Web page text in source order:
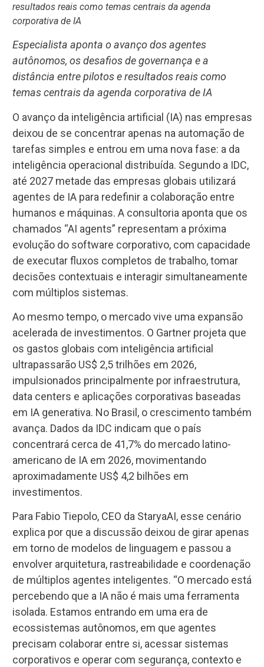
resultados reais como temas centrais da agenda
corporativa de IA
Especialista aponta o avanço dos agentes
autônomos, os desafios de governança e a
distância entre pilotos e resultados reais como
temas centrais da agenda corporativa de IA
O avanço da inteligência artificial (IA) nas empresas
deixou de se concentrar apenas na automação de
tarefas simples e entrou em uma nova fase: a da
inteligência operacional distribuída. Segundo a IDC,
até 2027 metade das empresas globais utilizará
agentes de IA para redefinir a colaboração entre
humanos e máquinas. A consultoria aponta que os
chamados “AI agents” representam a próxima
evolução do software corporativo, com capacidade
de executar fluxos completos de trabalho, tomar
decisões contextuais e interagir simultaneamente
com múltiplos sistemas.
Ao mesmo tempo, o mercado vive uma expansão
acelerada de investimentos. O Gartner projeta que
os gastos globais com inteligência artificial
ultrapassarão US$ 2,5 trilhões em 2026,
impulsionados principalmente por infraestrutura,
data centers e aplicações corporativas baseadas
em IA generativa. No Brasil, o crescimento também
avança. Dados da IDC indicam que o país
concentrará cerca de 41,7% do mercado latino-
americano de IA em 2026, movimentando
aproximadamente US$ 4,2 bilhões em
investimentos.
Para Fabio Tiepolo, CEO da StaryaAI, esse cenário
explica por que a discussão deixou de girar apenas
em torno de modelos de linguagem e passou a
envolver arquitetura, rastreabilidade e coordenação
de múltiplos agentes inteligentes. “O mercado está
percebendo que a IA não é mais uma ferramenta
isolada. Estamos entrando em uma era de
ecossistemas autônomos, em que agentes
precisam colaborar entre si, acessar sistemas
corporativos e operar com segurança, contexto e